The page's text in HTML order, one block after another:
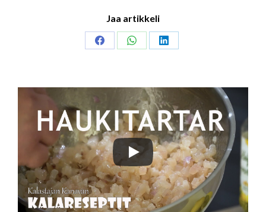
Jaa artikkeli
Share
Share
Share